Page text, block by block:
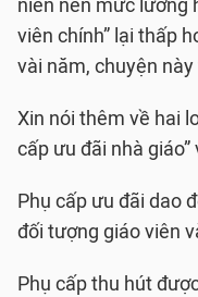
niên nên mức lương
viên chính” lại thấp
vài năm, chuyện
Xin nói thêm về hai
cấp ưu đãi nhà giáo”
Phụ cấp ưu đãi dao
đối tượng giáo viên
Phụ cấp thu hút